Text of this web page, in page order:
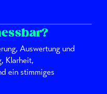
Auswertung und
Klarheit,
ein stimmiges